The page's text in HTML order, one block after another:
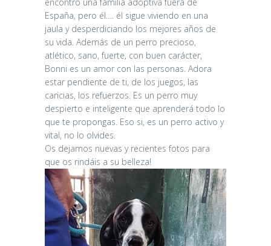
encontró una familia adoptiva fuera de
España, pero él…. él sigue viviendo en una
jaula y desperdiciando los mejores años de
su vida. Además de un perro precioso,
atlético, sano, fuerte, con buen carácter,
Bonni es un amor con las personas. Adora
estar pendiente de ti, de los juegos, las
caricias, los refuerzos. Es un perro muy
despierto e inteligente que aprenderá todo lo
que te propongas. Eso si, es un perro activo y
vital, no lo olvides.
Os dejamos nuevas y recientes fotos para
que os rindáis a su belleza!